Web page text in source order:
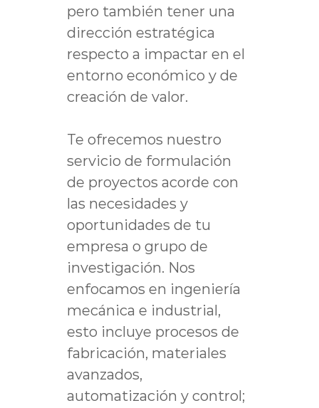
pero también tener una
dirección estratégica
respecto a impactar en el
entorno económico y de
creación de valor.
Te ofrecemos nuestro
servicio de formulación
de proyectos acorde con
las necesidades y
oportunidades de tu
empresa o grupo de
investigación. Nos
enfocamos en ingeniería
mecánica e industrial,
esto incluye procesos de
fabricación, materiales
avanzados,
automatización y control;